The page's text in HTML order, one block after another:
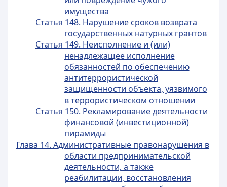
имущества
Статья 148. Нарушение сроков возврата
государственных натурных грантов
Статья 149. Неисполнение и (или)
ненадлежащее исполнение
обязанностей по обеспечению
антитеррористической
защищенности объекта, уязвимого
в террористическом отношении
Статья 150. Рекламирование деятельности
финансовой (инвестиционной)
пирамиды
Глава 14. Административные правонарушения в
области предпринимательской
деятельности, а также
реабилитации, восстановления